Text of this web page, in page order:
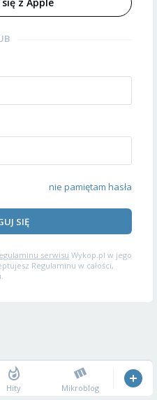
nie pamiętam hasła
SIĘ
serwisu Wykop.pl w jego
Regulaminu w całości,
Hity Mikroblog